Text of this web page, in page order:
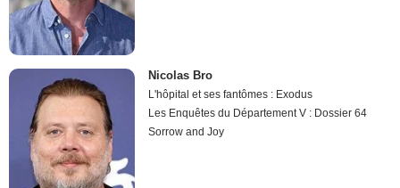
Nicolas Bro
L'hôpital et ses fantômes : Exodus
Les Enquêtes du Département V : Dossier 64
Sorrow and Joy